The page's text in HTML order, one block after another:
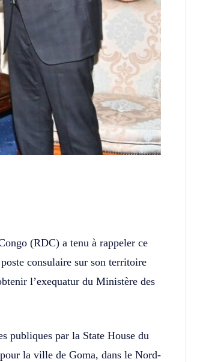
(RDC) a tenu à rappeler ce
consulaire sur son territoire
l’exequatur du Ministère des
publiques par la State House du
la ville de Goma, dans le Nord-